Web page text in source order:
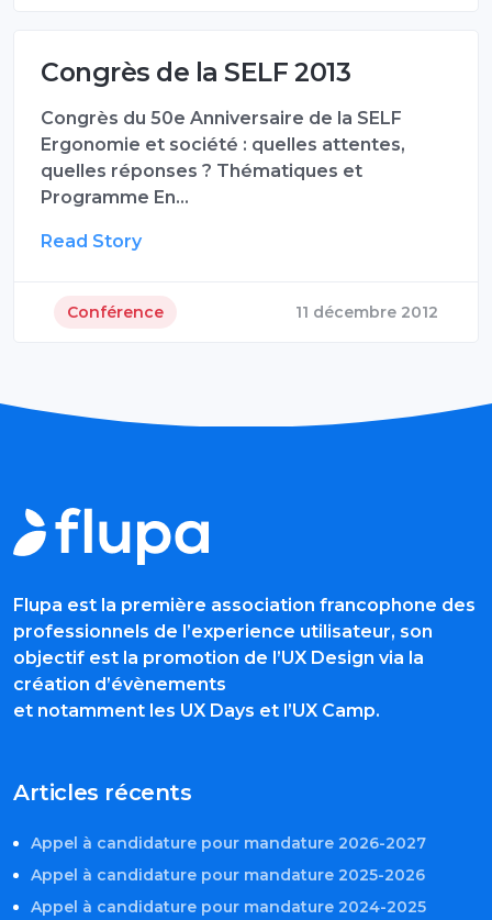
Congrès de la SELF 2013
Congrès du 50e Anniversaire de la SELF
Ergonomie et société : quelles attentes,
quelles réponses ? Thématiques et
Programme En…
Read Story
Conférence 11 décembre 2012
Flupa est la première association francophone des
professionnels de l’experience utilisateur, son
objectif est la promotion de l’UX Design via la
création d’évènements
et notamment les UX Days et l’UX Camp.
Articles récents
Appel à candidature pour mandature 2026-2027
Appel à candidature pour mandature 2025-2026
Appel à candidature pour mandature 2024-2025